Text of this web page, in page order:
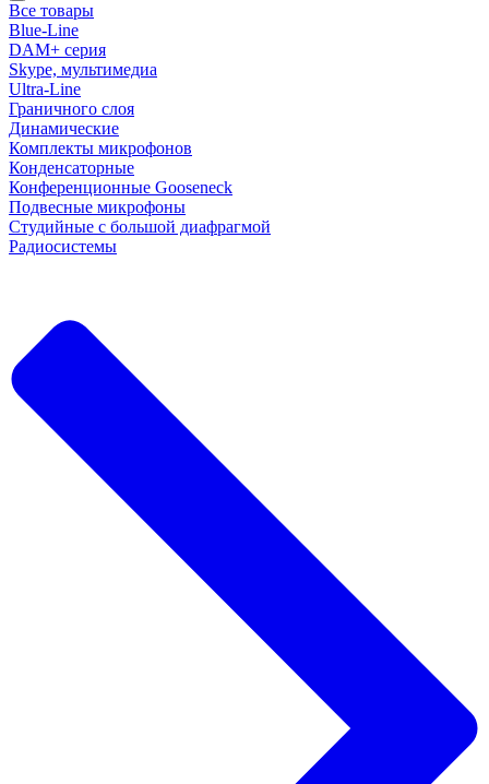
Все товары
Blue-Line
DAM+ серия
Skype, мультимедиа
Ultra-Line
Граничного слоя
Динамические
Комплекты микрофонов
Конденсаторные
Конференционные Gooseneck
Подвесные микрофоны
Студийные с большой диафрагмой
Радиосистемы